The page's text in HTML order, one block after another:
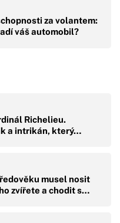
za volantem:
váš automobil?
Richelieu.
a intrikán, který…
musel nosit
zvířete a chodit s…